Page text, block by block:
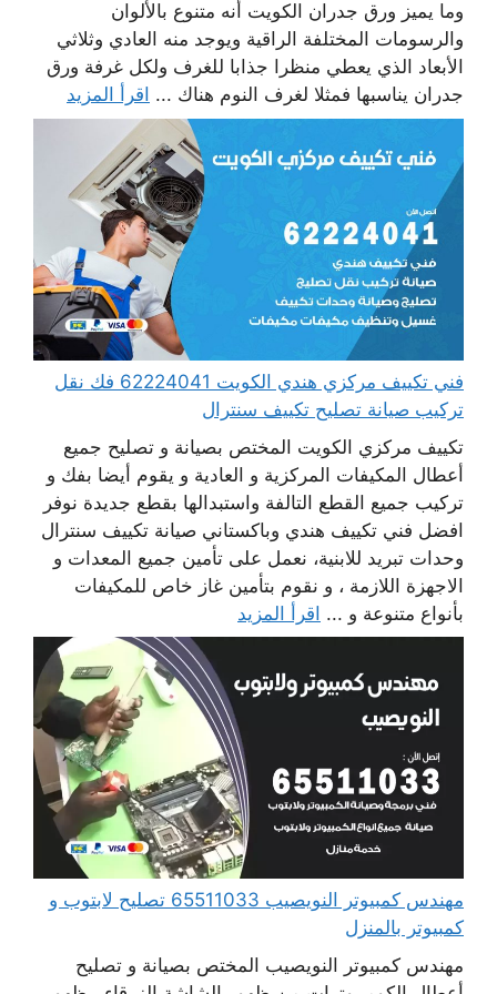
وما يميز ورق جدران الكويت أنه متنوع بالألوان
والرسومات المختلفة الراقية ويوجد منه العادي وثلاثي
الأبعاد الذي يعطي منظرا جذابا للغرف ولكل غرفة ورق
جدران يناسبها فمثلا لغرف النوم هناك ... اقرأ المزيد
فني تكييف مركزي هندي الكويت 62224041 فك نقل
تركيب صيانة تصليح تكييف سنترال
تكييف مركزي الكويت المختص بصيانة و تصليح جميع
أعطال المكيفات المركزية و العادية و يقوم أيضا بفك و
تركيب جميع القطع التالفة واستبدالها بقطع جديدة نوفر
افضل فني تكييف هندي وباكستاني صيانة تكييف سنترال
وحدات تبريد للابنية، نعمل على تأمين جميع المعدات و
الاجهزة اللازمة ، و نقوم بتأمين غاز خاص للمكيفات
بأنواع متنوعة و ... اقرأ المزيد
مهندس كمبيوتر النويصيب 65511033 تصليح لابتوب و
كمبيوتر بالمنزل
مهندس كمبيوتر النويصيب المختص بصيانة و تصليح